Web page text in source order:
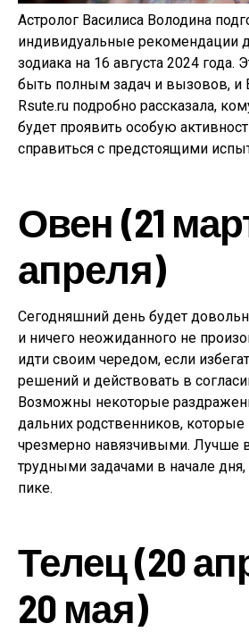
Астролог Василиса Володина
индивидуальные рекомендации
зодиака на 16 августа 2024 года.
быть полным задач и вызовов, и
Rsute.ru подробно рассказала,
будет проявить особую
справиться с предстоящими
Овен (21
апреля)
Сегодняшний день будет
и ничего неожиданного не
идти своим чередом, если
решений и действовать в
Возможны некоторые
дальних родственников, которые
чрезмерно навязчивыми. Лучше
трудными задачами в начале дня,
пике.
Телец (20
20 мая)